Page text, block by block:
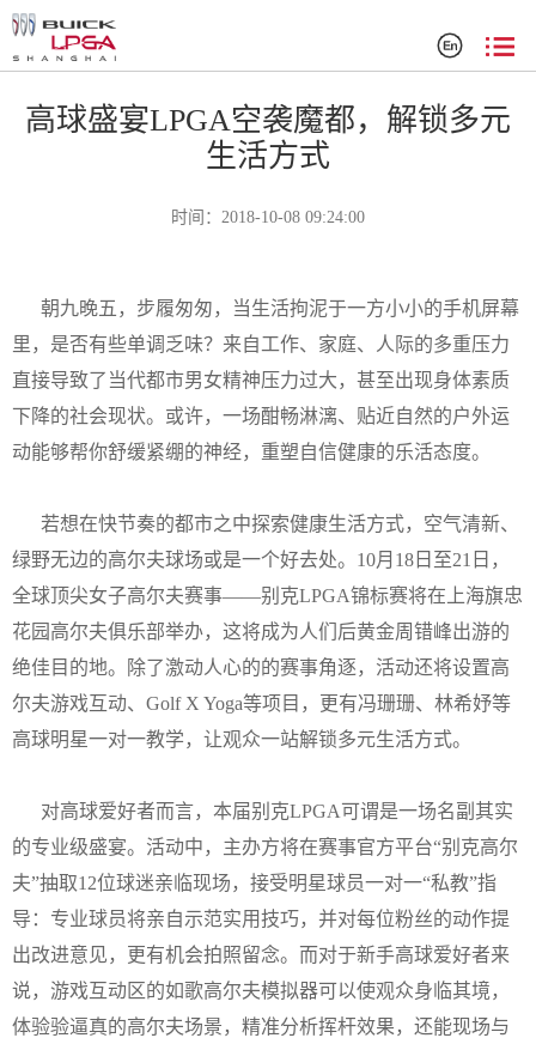
高球盛宴LPGA空袭魔都，解锁多元
生活方式
时间：2018-10-08 09:24:00
朝九晚五，步履匆匆，当生活拘泥于一方小小的手机屏幕
里，是否有些单调乏味？来自工作、家庭、人际的多重压力
直接导致了当代都市男女精神压力过大，甚至出现身体素质
下降的社会现状。或许，一场酣畅淋漓、贴近自然的户外运
动能够帮你舒缓紧绷的神经，重塑自信健康的乐活态度。
若想在快节奏的都市之中探索健康生活方式，空气清新、
绿野无边的高尔夫球场或是一个好去处。10月18日至21日，
全球顶尖女子高尔夫赛事——别克LPGA锦标赛将在上海旗忠
花园高尔夫俱乐部举办，这将成为人们后黄金周错峰出游的
绝佳目的地。除了激动人心的的赛事角逐，活动还将设置高
尔夫游戏互动、Golf X Yoga等项目，更有冯珊珊、林希妤等
高球明星一对一教学，让观众一站解锁多元生活方式。
对高球爱好者而言，本届别克LPGA可谓是一场名副其实
的专业级盛宴。活动中，主办方将在赛事官方平台“别克高尔
夫”抽取12位球迷亲临现场，接受明星球员一对一“私教”指
导：专业球员将亲自示范实用技巧，并对每位粉丝的动作提
出改进意见，更有机会拍照留念。而对于新手高球爱好者来
说，游戏互动区的如歌高尔夫模拟器可以使观众身临其境，
体验验逼真的高尔夫场景，精准分析挥杆效果，还能现场与